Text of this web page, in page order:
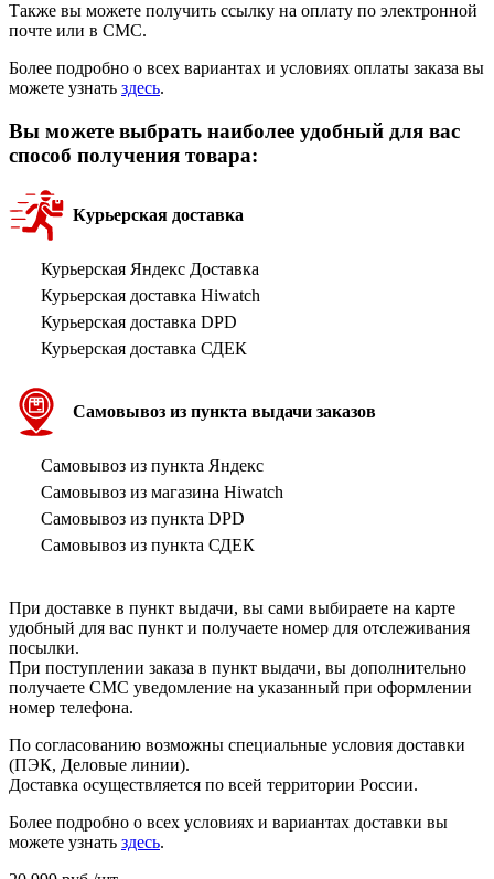
Также вы можете получить ссылку на оплату по электронной
почте или в СМС.
Более подробно о всех вариантах и условиях оплаты заказа вы
можете узнать здесь.
Вы можете выбрать наиболее удобный для вас
способ получения товара:
Курьерская доставка
Курьерская Яндекс Доставка
Курьерская доставка Hiwatch
Курьерская доставка DPD
Курьерская доставка СДЕК
Самовывоз из пункта выдачи заказов
Самовывоз из пункта Яндекс
Самовывоз из магазина Hiwatch
Самовывоз из пункта DPD
Самовывоз из пункта СДЕК
При доставке в пункт выдачи, вы сами выбираете на карте
удобный для вас пункт и получаете номер для отслеживания
посылки.
При поступлении заказа в пункт выдачи, вы дополнительно
получаете СМС уведомление на указанный при оформлении
номер телефона.
По согласованию возможны специальные условия доставки
(ПЭК, Деловые линии).
Доставка осуществляется по всей территории России.
Более подробно о всех условиях и вариантах доставки вы
можете узнать здесь.